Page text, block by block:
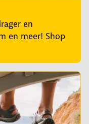
en
en meer! Shop